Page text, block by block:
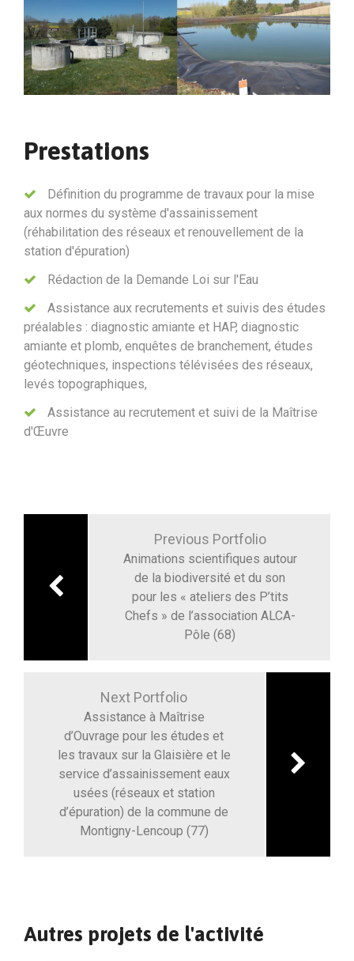
Prestations
Définition du programme de travaux pour la mise
aux normes du système d'assainissement
(réhabilitation des réseaux et renouvellement de la
station d'épuration)
Rédaction de la Demande Loi sur l'Eau
Assistance aux recrutements et suivis des études
préalables : diagnostic amiante et HAP, diagnostic
amiante et plomb, enquêtes de branchement, études
géotechniques, inspections télévisées des réseaux,
levés topographiques,
Assistance au recrutement et suivi de la Maîtrise
d'Œuvre
Previous Portfolio
Animations scientifiques autour
de la biodiversité et du son
pour les « ateliers des P’tits
Chefs » de l’association ALCA-
Pôle (68)
Next Portfolio
Assistance à Maîtrise
d’Ouvrage pour les études et
les travaux sur la Glaisière et le
service d’assainissement eaux
usées (réseaux et station
d’épuration) de la commune de
Montigny-Lencoup (77)
Autres projets de l'activité